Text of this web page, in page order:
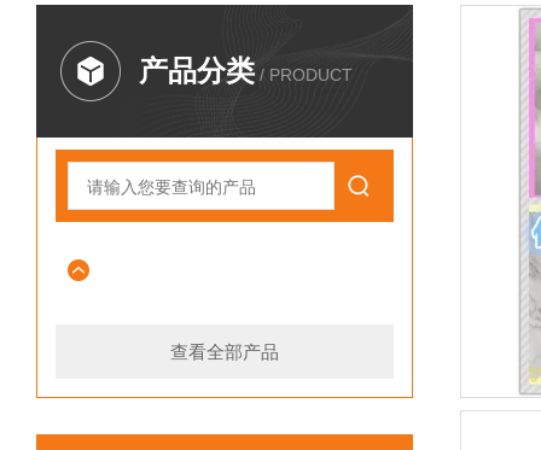
产品分类 / PRODUCT
查看全部产品